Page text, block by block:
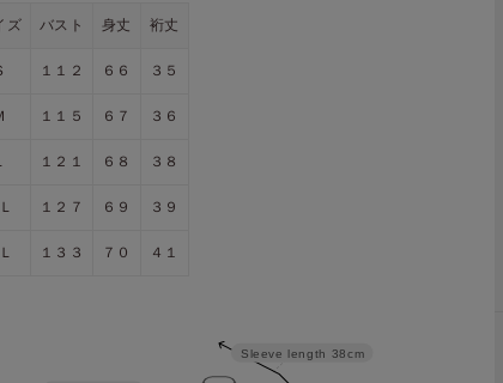
ズ バスト 身丈 裄丈
１１２ ６６ ３５
１１５ ６７ ３６
１２１ ６８ ３８
１２７ ６９ ３９
１３３ ７０ ４１
Sleeve length 38cm